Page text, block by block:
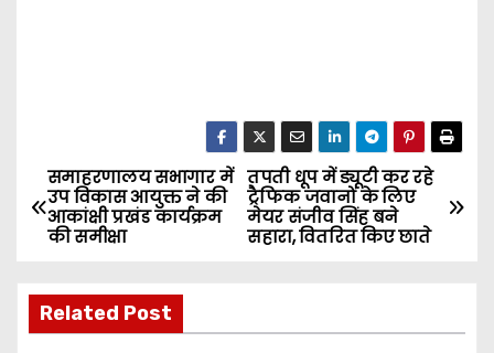
P
o
t
तपती धूप में ड्यूटी कर रहे
ट्रैफिक जवानों के लिए
मेयर संजीव सिंह बने
सहारा, वितरित किए छाते
समाहरणालय सभागार में
उप विकास आयुक्त ने की
आकांक्षी प्रखंड कार्यक्रम
की समीक्षा
Related Post